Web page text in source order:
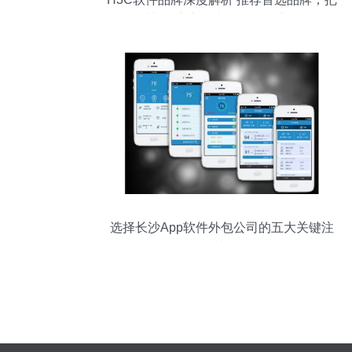
选择长沙App软件外包公司的五大关键注